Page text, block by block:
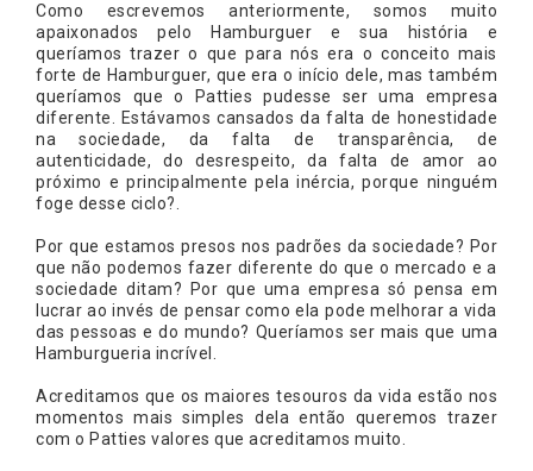
Como escrevemos anteriormente, somos muito
apaixonados pelo Hamburguer e sua história e
queríamos trazer o que para nós era o conceito mais
forte de Hamburguer, que era o início dele, mas também
queríamos que o Patties pudesse ser uma empresa
diferente. Estávamos cansados da falta de honestidade
na sociedade, da falta de transparência, de
autenticidade, do desrespeito, da falta de amor ao
próximo e principalmente pela inércia, porque ninguém
foge desse ciclo?.
Por que estamos presos nos padrões da sociedade? Por
que não podemos fazer diferente do que o mercado e a
sociedade ditam? Por que uma empresa só pensa em
lucrar ao invés de pensar como ela pode melhorar a vida
das pessoas e do mundo? Queríamos ser mais que uma
Hamburgueria incrível.
Acreditamos que os maiores tesouros da vida estão nos
momentos mais simples dela então queremos trazer
com o Patties valores que acreditamos muito.